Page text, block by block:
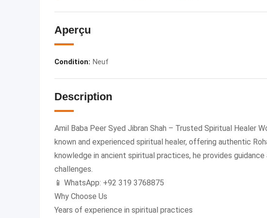
Aperçu
Condition: Neuf
Description
Amil Baba Peer Syed Jibran Shah – Trusted Spiritual Healer
known and experienced spiritual healer, offering authentic
knowledge in ancient spiritual practices, he provides
challenges.
📱 WhatsApp: +92 319 3768875
Why Choose Us
Years of experience in spiritual practices